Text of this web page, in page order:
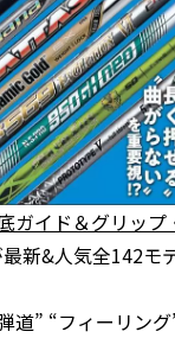
ガイド＆グリップ
最新&人気全142モ
道” “フィーリン